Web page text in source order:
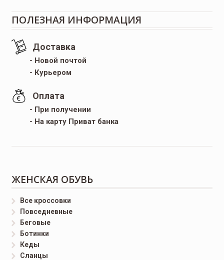
ПОЛЕЗНАЯ ИНФОРМАЦИЯ
Доставка
- Новой почтой
- Курьером
Оплата
- При получении
- На карту Приват банка
ЖЕНСКАЯ ОБУВЬ
Все кроссовки
Повседневные
Беговые
Ботинки
Кеды
Сланцы